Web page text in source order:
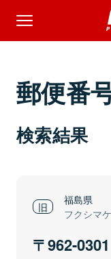
郵便番
検索結果
福島県
フクシマ
962-0301